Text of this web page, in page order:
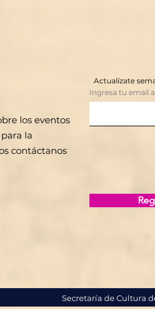
los eventos
la
contáctanos
Actualízate
Ingresa tu email
Secretaría de Cultura